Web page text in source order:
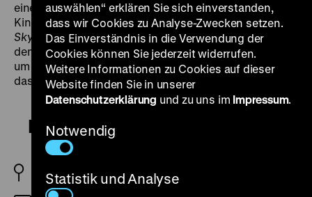
einen Drogendeal, der irgendwo in einer allein dem
Kino gehörenden Landschaftsmischung ausNashville
Skylineund Starnberger See angesiedelt ist und in
dem es wie in Thomes letztem Münchner Film weniger
um
Crimeals um das (utopische) Miteinandersein geht,
das heißt um eineEmpfindungder Utopie.(ma)
Fremde Stadt
BRD 1972
auswählen“ erklären Sie sich einverstanden,
dass wir Cookies zu Analyse-Zwecken setzen.
Das Einverständnis in die Verwendung der
Cookies können Sie jederzeit widerrufen.
Weitere Informationen zu Cookies auf dieser
Website finden Sie in unserer
Datenschutzerklärung und zu uns im Impressum.
Notwendig
Statistik und Analyse